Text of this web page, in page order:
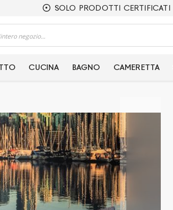
SOLO PRODOTTI CERTIFICATI
CUCINA BAGNO CAMERETTA